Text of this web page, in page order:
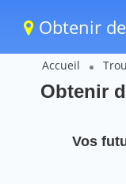
Obtenir
Accueil
Obtenir
Vos